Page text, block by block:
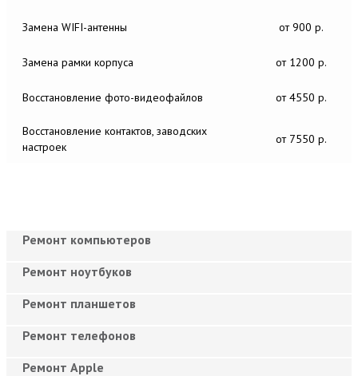
Замена WIFI-антенны от 900 р.
Замена рамки корпуса от 1200 р.
Восстановление фото-видеофайлов от 4550 р.
Восстановление контактов, заводских
настроек
от 7550 р.
Ремонт компьютеров
Ремонт ноутбуков
Ремонт планшетов
Ремонт телефонов
Ремонт Apple